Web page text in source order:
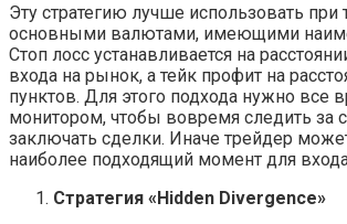
Эту стратегию лучше использовать при
основными валютами, имеющими
Стоп лосс устанавливается на
входа на рынок, а тейк профит на
пунктов. Для этого подхода нужно все
монитором, чтобы вовремя следить за
заключать сделки. Иначе трейдер
наиболее подходящий момент для
Стратегия «Hidden Divergence»